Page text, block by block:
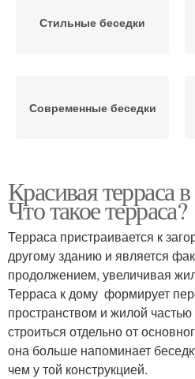
Стильные беседки
Современные беседки
Садовые беседки
Дачные беседки
Беседка для дачи
Красивая терраса
Что такое терраса?
Терраса пристраивается к
другому зданию и является
продолжением, увеличивая
Терраса к дому формирует
пространством и жилой
строиться отдельно от
она больше напоминает
чем у той конструкцией.